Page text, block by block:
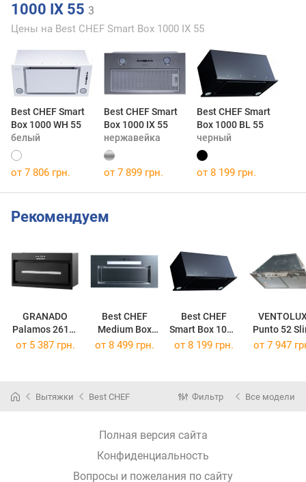
1000 IX 55 3
Цены на Best CHEF Smart Box 1000 IX 55
Best CHEF Smart
Box 1000 WH 55
белый
Best CHEF Smart
Box 1000 IX 55
нержавейка
Best CHEF Smart
Box 1000 BL 55
черный
от 7 806 грн. от 7 899 грн. от 8 199 грн.
Рекомендуем
GRANADO
Palamos 2613-
1200
Best CHEF
Medium Box
Touch 1000 IX
Best CHEF
Smart Box 1000
BL 55
Punto 52
от 5 387 грн. от 8 499 грн. от 8 199 грн. от 7 947
Вытяжки Best CHEF Фильтр Все модели
Полная версия сайта
Конфиденциальность
Вопросы и пожелания по сайту